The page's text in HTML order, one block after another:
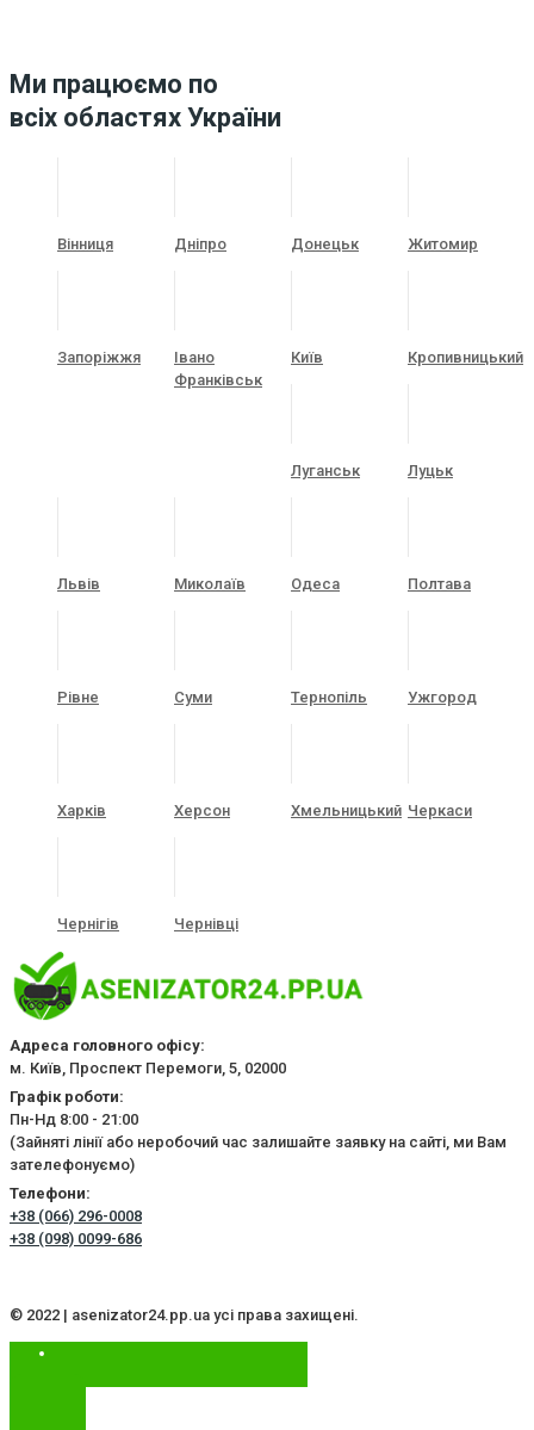
Ми працюємо по
всіх областях України
Вінниця Дніпро Донецьк Житомир
Запоріжжя
Івано
Франківськ
Київ Кропивницький
Луганськ Луцьк
Львів Миколаїв Одеса Полтава
Рівне Суми Тернопіль Ужгород
Харків Херсон Хмельницький Черкаси
Чернігів Чернівці
Адреса головного офісу:
м. Київ, Проспект Перемоги, 5, 02000
Графік роботи:
Пн-Нд 8:00 - 21:00
(Зайняті лінії або неробочий час залишайте заявку на сайті, ми Вам
зателефонуємо)
Телефони:
+38 (066) 296-0008
+38 (098) 0099-686
© 2022 | asenizator24.pp.ua усі права захищені.